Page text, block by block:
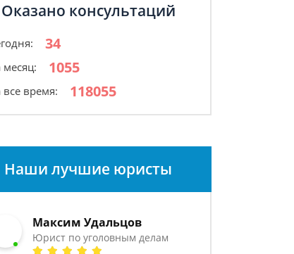
Оказано консультаций
34
месяц: 1055
все время: 118055
Наши лучшие юристы
Максим Удальцов
Юрист по уголовным делам